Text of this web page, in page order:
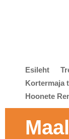
Esileht
Kortermaja
Hoonete